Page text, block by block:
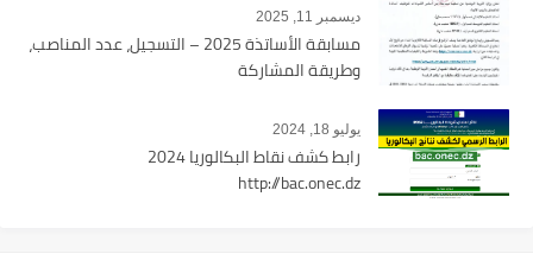
ديسمبر 11, 2025
مسابقة الأساتذة 2025 – التسجيل، عدد المناصب،
وطريقة المشاركة
يوليو 18, 2024
رابط كشف نقاط البكالوريا 2024
http://bac.onec.dz